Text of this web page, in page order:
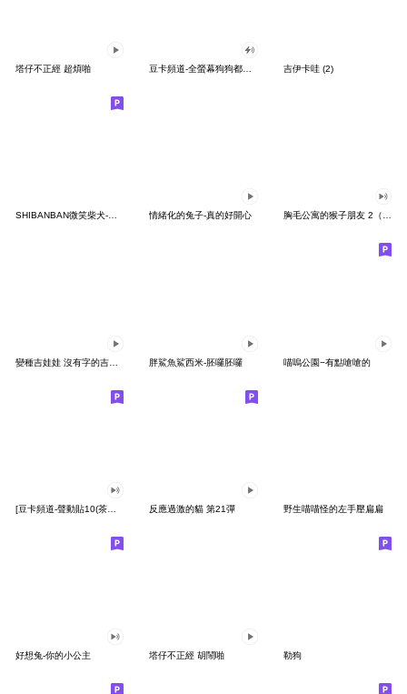
塔仔不正經 超煩啪 吉伊卡哇 (2)
SHIBANBAN微笑柴犬-廢柴寶寶日常 情緒化的兔子-真的好開心 胸毛公寓的猴子朋友 2（有聲動態）
胖鯊魚鯊西米-胚囉胚囉 喵嗚公園−有點嗆嗆的
反應過激的貓 第21彈 野生喵喵怪的左手壓扁扁
好想兔-你的小公主 塔仔不正經 胡鬧啪 勒狗